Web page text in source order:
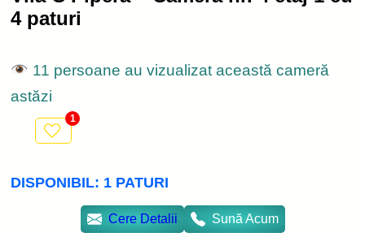
4 paturi
11 persoane au vizualizat această cameră
astăzi
1
DISPONIBIL: 1 PATURI
Cere Detalii Sună Acum